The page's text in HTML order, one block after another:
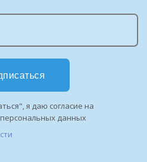
я даю согласие на
данных